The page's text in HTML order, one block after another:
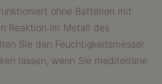
ohne Batterien mit
Reaktion im Metall des
Sie den Feuchtigkeitsmesser
lassen, wenn Sie mediterrane